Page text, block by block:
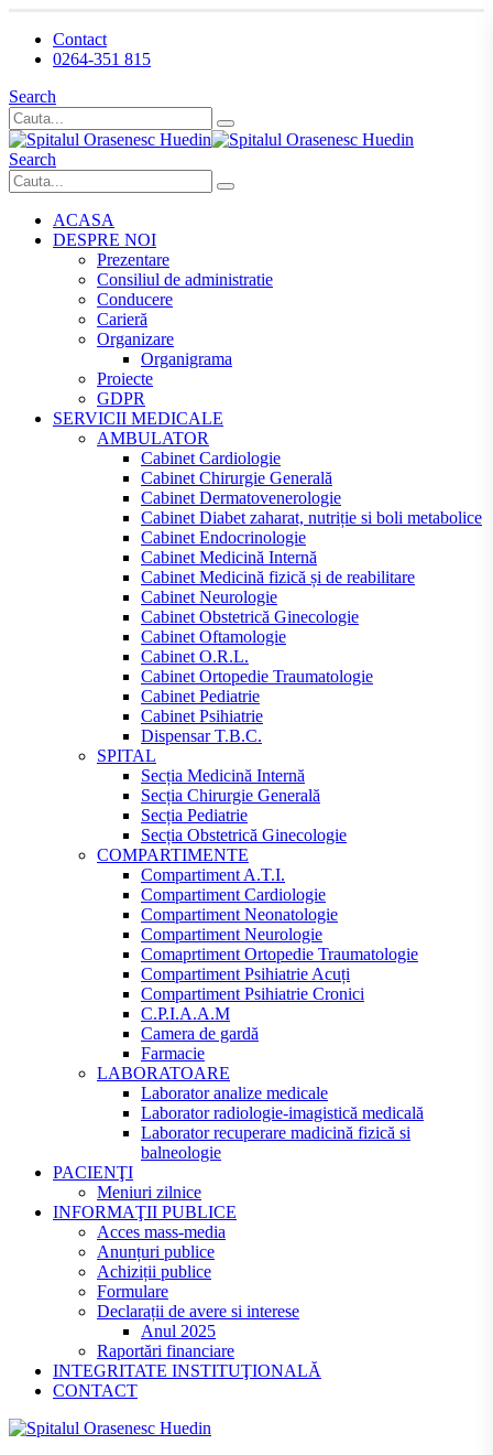
Contact
0264-351 815
Search
Search
ACASA
DESPRE NOI
Prezentare
Consiliul de administratie
Conducere
Carieră
Organizare
Organigrama
Proiecte
GDPR
SERVICII MEDICALE
AMBULATOR
Cabinet Cardiologie
Cabinet Chirurgie Generală
Cabinet Dermatovenerologie
Cabinet Diabet zaharat, nutriție si boli metabolice
Cabinet Endocrinologie
Cabinet Medicină Internă
Cabinet Medicină fizică și de reabilitare
Cabinet Neurologie
Cabinet Obstetrică Ginecologie
Cabinet Oftamologie
Cabinet O.R.L.
Cabinet Ortopedie Traumatologie
Cabinet Pediatrie
Cabinet Psihiatrie
Dispensar T.B.C.
SPITAL
Secția Medicină Internă
Secția Chirurgie Generală
Secția Pediatrie
Secția Obstetrică Ginecologie
COMPARTIMENTE
Compartiment A.T.I.
Compartiment Cardiologie
Compartiment Neonatologie
Compartiment Neurologie
Comaprtiment Ortopedie Traumatologie
Compartiment Psihiatrie Acuți
Compartiment Psihiatrie Cronici
C.P.I.A.A.M
Camera de gardă
Farmacie
LABORATOARE
Laborator analize medicale
Laborator radiologie-imagistică medicală
Laborator recuperare madicină fizică si
balneologie
PACIENŢI
Meniuri zilnice
INFORMAŢII PUBLICE
Acces mass-media
Anunțuri publice
Achiziții publice
Formulare
Declarații de avere si interese
Anul 2025
Raportări financiare
INTEGRITATE INSTITUŢIONALĂ
CONTACT